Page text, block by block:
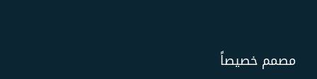
مصمم خصيصاً